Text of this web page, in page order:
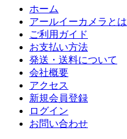
ホーム
アールイーカメラとは
ご利用ガイド
お支払い方法
発送・送料について
会社概要
アクセス
新規会員登録
ログイン
お問い合わせ